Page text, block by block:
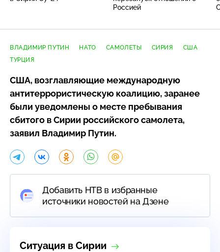
Россией
ВЛАДИМИР ПУТИН НАТО САМОЛЕТЫ СИРИЯ
США
ТУРЦИЯ
США, возглавляющие международную
антитеррористическую коалицию, заранее
были уведомлены о месте пребывания
сбитого в Сирии российского самолета,
заявил Владимир Путин.
Добавить НТВ в избранные
источники новостей на Дзене
Ситуация в Сирии